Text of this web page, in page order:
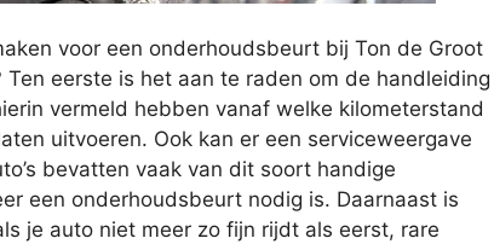
voor een onderhoudsbeurt bij Ton de Groot
eerste is het aan te raden om de handleiding
vermeld hebben vanaf welke kilometerstand
uitvoeren. Ook kan er een serviceweergave
bevatten vaak van dit soort handige
een onderhoudsbeurt nodig is. Daarnaast is
je auto niet meer zo fijn rijdt als eerst, rare